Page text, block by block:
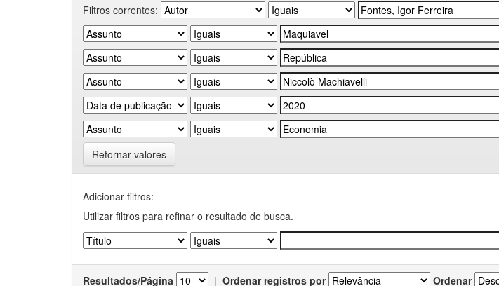
Filtros correntes:
Retornar valores
Adicionar filtros:
Utilizar filtros para refinar o resultado de busca.
Resultados/Página | Ordenar registros por Ordenar